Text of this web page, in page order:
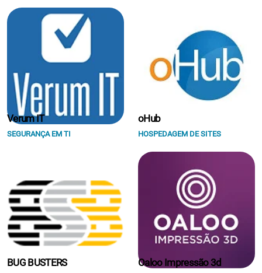
Verum IT
SEGURANÇA EM TI
oHub
HOSPEDAGEM DE SITES
BUG BUSTERS Oaloo Impressão 3d